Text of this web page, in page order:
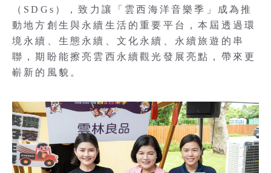
（SDGs），致力讓「雲西海洋音樂季」成為推
動地方創生與永續生活的重要平台，本屆透過環
境永續、生態永續、文化永續、永續旅遊的串
聯，期盼能擦亮雲西永續觀光發展亮點，帶來更
嶄新的風貌。